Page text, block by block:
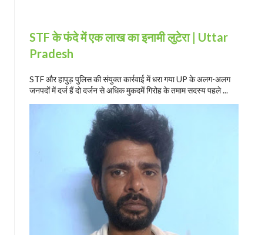
STF के फंदे में एक लाख का इनामी लुटेरा | Uttar
Pradesh
STF और हापुड़ पुलिस की संयुक्त कार्रवाई में धरा गया UP के अलग-अलग
जनपदों में दर्ज हैं दो दर्जन से अधिक मुकदमें गिरोह के तमाम सदस्य पहले ...